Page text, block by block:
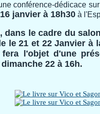
conférence-dédicace
janvier à 18h30 à
dans le cadre du
le 21 et 22 Janvier à
fera l'objet d'une
22 à 16h.